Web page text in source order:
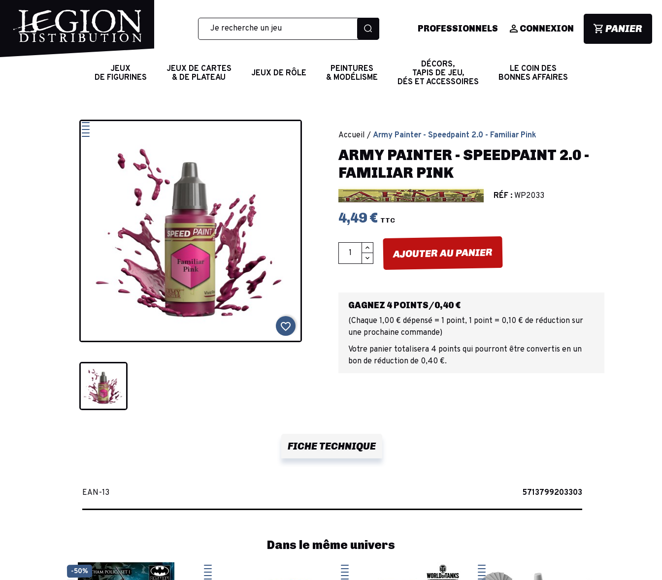
PROFESSIONNELS CONNEXION PANIER
JEUX
DE FIGURINES
JEUX DE CARTES
& DE PLATEAU
JEUX DE RÔLE
PEINTURES
& MODÉLISME
DÉCORS,
TAPIS DE JEU,
DÉS ET ACCESSOIRES
LE COIN DES
BONNES AFFAIRES
favorite_border
Accueil Army Painter - Speedpaint 2.0 - Familiar Pink
ARMY PAINTER - SPEEDPAINT 2.0 -
FAMILIAR PINK
RÉF : WP2033
4,49 € TTC
AJOUTER AU PANIER
GAGNEZ 4 POINTS/0,40 €
(Chaque 1,00 € dépensé = 1 point, 1 point = 0,10 € de réduction sur
une prochaine commande)
Votre panier totalisera 4 points qui pourront être convertis en un
bon de réduction de 0,40 €.
FICHE TECHNIQUE
EAN-13 5713799203303
Dans le même univers
-50%